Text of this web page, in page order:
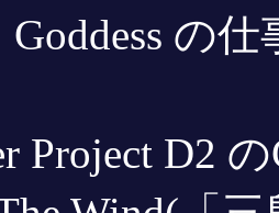
Goddess の
Project D2